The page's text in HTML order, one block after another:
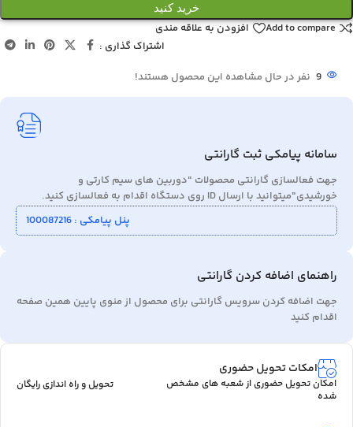
خرید کنید
Add to compare
افزودن به علاقه مندی
اشتراک گذاری :
9 نفر در حال مشاهده این محصول هستند!
سامانه پیامکی ثبت گارانتی
جهت فعالسازی گارانتی محصولات "دوربین های سیم کارتی و
خورشیدی"میتوانید با ارسال ID روی دستگاه اقدام به فعالسازی کنید.
پنل پیامکی : 100087216
راهنمای اضافه کردن گارانتی
جهت اضافه کردن سرویس گارانتی برای محصول از منوی پایین همین صفحه
اقدام کنید
امکات تحویل حضوری
امکان تحویل حضوری از شعبه های مشخص
شده
تحویل و راه اندازی رایگان